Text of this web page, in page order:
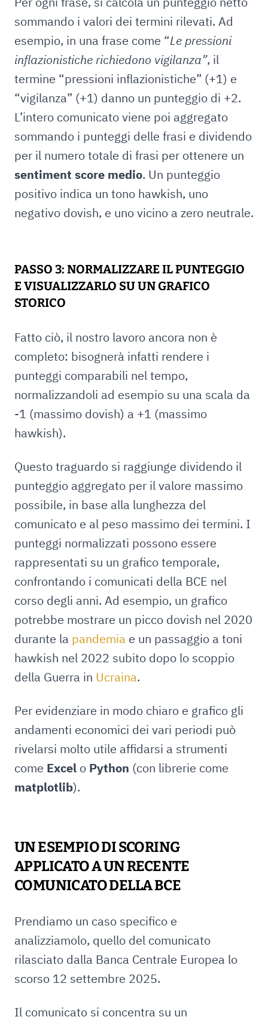
sommando i valori dei termini rilevati. Ad
esempio, in una frase come “Le pressioni
inflazionistiche richiedono vigilanza”, il
termine “pressioni inflazionistiche” (+1) e
“vigilanza” (+1) danno un punteggio di +2.
L’intero comunicato viene poi aggregato
sommando i punteggi delle frasi e dividendo
per il numero totale di frasi per ottenere un
sentiment score medio. Un punteggio
positivo indica un tono hawkish, uno
negativo dovish, e uno vicino a zero neutrale.
PASSO 3: NORMALIZZARE IL PUNTEGGIO
E VISUALIZZARLO SU UN GRAFICO
STORICO
Fatto ciò, il nostro lavoro ancora non è
completo: bisognerà infatti rendere i
punteggi comparabili nel tempo,
normalizzandoli ad esempio su una scala da
-1 (massimo dovish) a +1 (massimo
hawkish).
Questo traguardo si raggiunge dividendo il
punteggio aggregato per il valore massimo
possibile, in base alla lunghezza del
comunicato e al peso massimo dei termini. I
punteggi normalizzati possono essere
rappresentati su un grafico temporale,
confrontando i comunicati della BCE nel
corso degli anni. Ad esempio, un grafico
potrebbe mostrare un picco dovish nel 2020
durante la pandemia e un passaggio a toni
hawkish nel 2022 subito dopo lo scoppio
della Guerra in Ucraina.
Per evidenziare in modo chiaro e grafico gli
andamenti economici dei vari periodi può
rivelarsi molto utile affidarsi a strumenti
come Excel o Python (con librerie come
matplotlib).
UN ESEMPIO DI SCORING
APPLICATO A UN RECENTE
COMUNICATO DELLA BCE
Prendiamo un caso specifico e
analizziamolo, quello del comunicato
rilasciato dalla Banca Centrale Europea lo
scorso 12 settembre 2025.
Il comunicato si concentra su un